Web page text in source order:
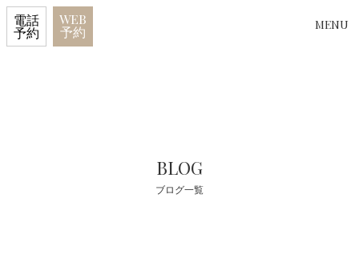
MENU
電話
予約
WEB
予約
BLOG
ブログ一覧